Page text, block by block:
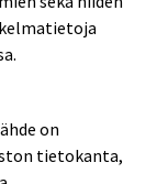
on
tietokanta,